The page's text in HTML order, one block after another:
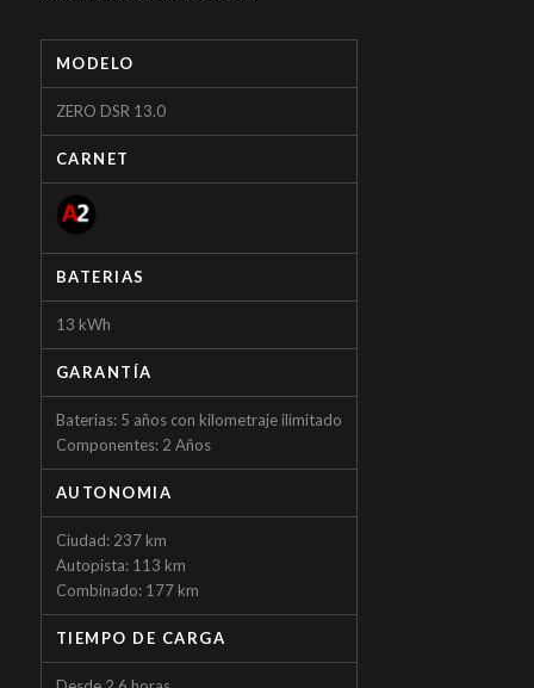
MODELO
ZERO DSR 13.0
CARNET
BATERIAS
13 kWh
GARANTÍA
Baterias: 5 años con kilometraje ilimitado
Componentes: 2 Años
AUTONOMIA
Ciudad: 237 km
Autopista: 113 km
Combinado: 177 km
TIEMPO DE CARGA